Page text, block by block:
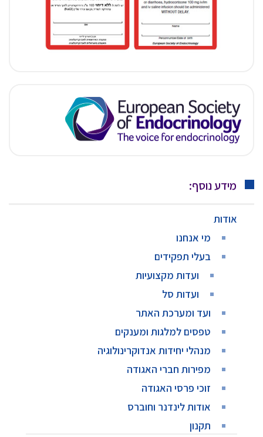
מידע נוסף:
אודות
מי אנחנו
בעלי תפקידים
ועדות מקצועיות
ועדות סל
ועד ומערכת האתר
טפסים למלגות ומענקים
מנהלי יחידות אנדוקרינולוגיה
מפירות חברי האגודה
זוכי פרסי האגודה
אודות לינדנר וחוברס
תקנון